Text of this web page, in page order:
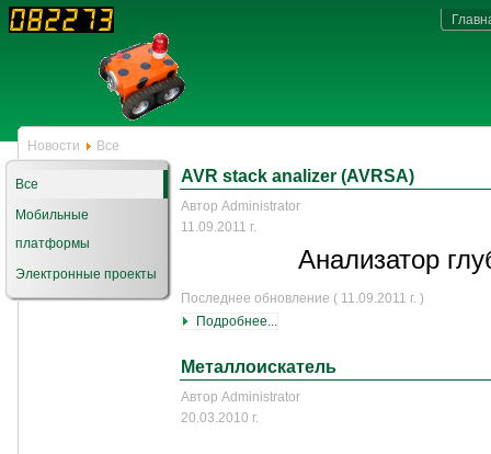
Новости Все
Все
Мобильные
платформы
Электронные проекты
AVR stack analizer (AVRSA)
Автор Administrator
11.09.2011 г.
Анализатор
Последнее обновление ( 11.09.2011 г. )
Подробнее...
Металлоискатель
Автор Administrator
20.03.2010 г.